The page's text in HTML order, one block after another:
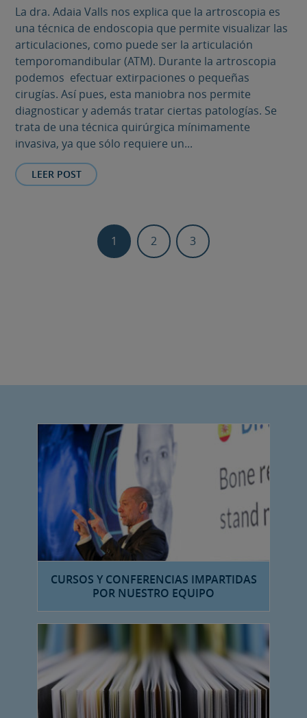
La dra. Adaia Valls nos explica que la artroscopia es
una técnica de endoscopia que permite visualizar las
articulaciones, como puede ser la articulación
temporomandibular (ATM). Durante la artroscopia
podemos efectuar extirpaciones o pequeñas
cirugías. Así pues, esta maniobra nos permite
diagnosticar y además tratar ciertas patologías. Se
trata de una técnica quirúrgica mínimamente
invasiva, ya que sólo requiere un...
LEER POST
1 2 3
CURSOS Y CONFERENCIAS IMPARTIDAS
POR NUESTRO EQUIPO